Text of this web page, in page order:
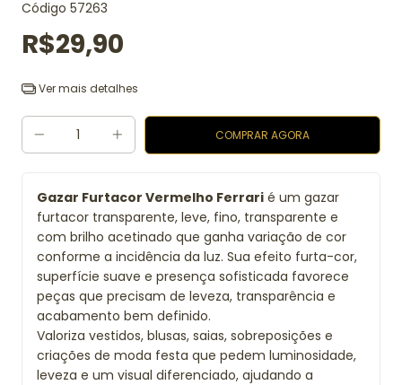
Código 57263
R$29,90
Ver mais detalhes
Gazar Furtacor Vermelho Ferrari é um gazar
furtacor transparente, leve, fino, transparente e
com brilho acetinado que ganha variação de cor
conforme a incidência da luz. Sua efeito furta-cor,
superfície suave e presença sofisticada favorece
peças que precisam de leveza, transparência e
acabamento bem definido.
Valoriza vestidos, blusas, saias, sobreposições e
criações de moda festa que pedem luminosidade,
leveza e um visual diferenciado, ajudando a